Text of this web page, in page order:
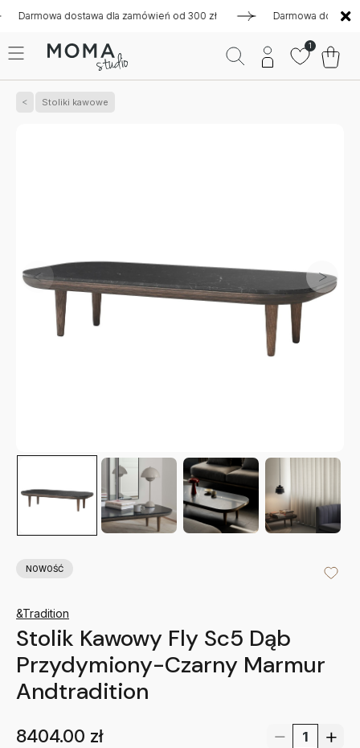
dostawa dla zamówień od 300 zł Darmowa dostawa dla
1
Stoliki kawowe
NOWOŚĆ
&Tradition
Stolik Kawowy Fly Sc5 Dąb
Przydymiony-Czarny Marmur
Andtradition
8404.00 zł